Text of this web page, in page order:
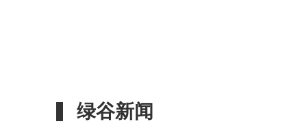
绿谷新闻